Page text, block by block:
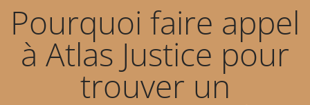
Pourquoi faire appel
à Atlas Justice pour
trouver un